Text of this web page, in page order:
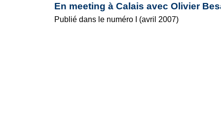
En meeting à Calais avec Olivier
Publié dans le numéro I (avril 2007)